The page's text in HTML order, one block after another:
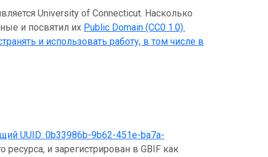
University of Connecticut. Насколько
и посвятил их Public Domain (CC0 1.0).
и использовать работу, в том числе в
UUID:0b33986b-9b62-451e-ba7a-
ресурса, и зарегистрирован в GBIF как